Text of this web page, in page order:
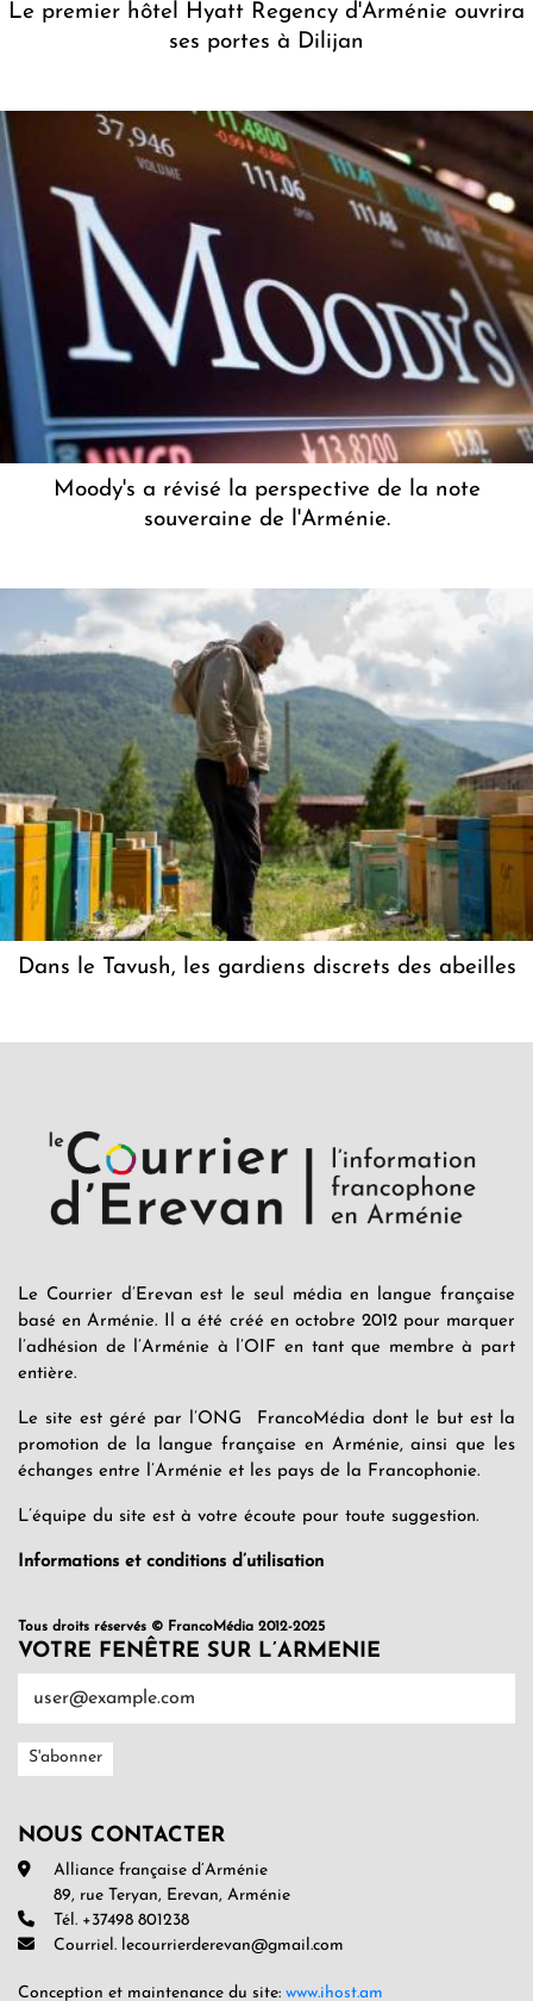
Le premier hôtel Hyatt Regency d'Arménie ouvrira
ses portes à Dilijan
Moody's a révisé la perspective de la note
souveraine de l'Arménie.
Dans le Tavush, les gardiens discrets des abeilles
Le Courrier d’Erevan est le seul média en langue française
basé en Arménie. Il a été créé en octobre 2012 pour marquer
l’adhésion de l’Arménie à l’OIF en tant que membre à part
entière.
Le site est géré par l’ONG FrancoMédia dont le but est la
promotion de la langue française en Arménie, ainsi que les
échanges entre l’Arménie et les pays de la Francophonie.
L’équipe du site est à votre écoute pour toute suggestion.
Informations et conditions d’utilisation
Tous droits réservés © FrancoMédia 2012-2025
VOTRE FENÊTRE SUR L’ARMENIE
NOUS CONTACTER
Alliance française d’Arménie
89, rue Teryan, Erevan, Arménie
Tél. +37498 801238
Courriel. lecourrierderevan@gmail.com
Conception et maintenance du site: www.ihost.am